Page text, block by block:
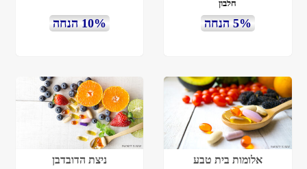
חלבון
5% הנחה 10% הנחה
אלומות בית טבע ניצת הדובדבן